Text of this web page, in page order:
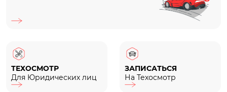
ТЕХОСМОТР
Для Юридических лиц
ЗАПИСАТЬСЯ
На Техосмотр